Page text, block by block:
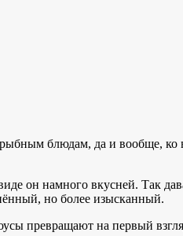
блюдам, да и вообще,
он намного вкусней. Так
но более изысканный.
превращают на первый